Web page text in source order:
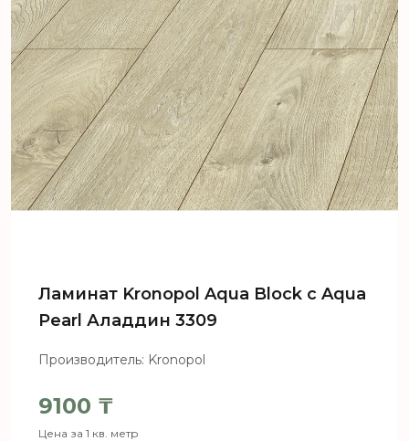
Ламинат Kronopol Aqua Block c Aqua
Pearl Аладдин 3309
Производитель: Kronopol
9100 ₸
Цена за 1 кв. метр